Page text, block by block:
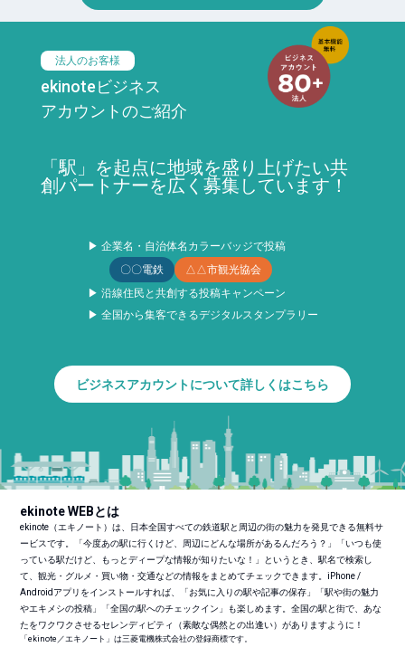
法人のお客様
ekinoteビジネス
アカウントのご紹介
「駅」を起点に地域を盛り上げたい共
創パートナーを広く募集しています！
▶ 企業名・自治体名カラーバッジで投稿
〇〇電鉄
△△市観光協会
▶ 沿線住民と共創する投稿キャンペーン
▶ 全国から集客できるデジタルスタンプラリー
ビジネスアカウントについて詳しくはこちら
ekinote WEBとは
ekinote（エキノート）は、日本全国すべての鉄道駅と周辺の街の魅力を発見できる無料サ
ービスです。「今度あの駅に行くけど、周辺にどんな場所があるんだろう？」「いつも使
っている駅だけど、もっとディープな情報が知りたいな！」というとき、駅名で検索し
て、観光・グルメ・買い物・交通などの情報をまとめてチェックできます。iPhone /
Androidアプリをインストールすれば、「お気に入りの駅や記事の保存」「駅や街の魅力
やエキメシの投稿」「全国の駅へのチェックイン」も楽しめます。全国の駅と街で、あな
たをワクワクさせるセレンディピティ（素敵な偶然との出逢い）がありますように！
「ekinote／エキノート」は三菱電機株式会社の登録商標です。